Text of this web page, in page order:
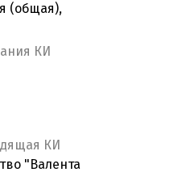
(общая),
КИ
КИ
"Валента